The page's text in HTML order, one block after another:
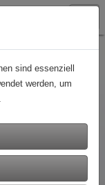
sind essenziell
werden, um